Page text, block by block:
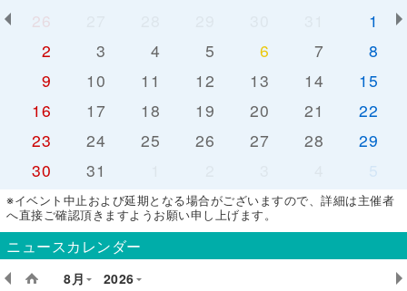
26
1
2
3 4 5 6 7
8
9
10 11 12 13 14
15
16
17 18 19 20 21
22
23
24 25 26 27 28
29
30
31 5
※イベント中止および延期となる場合がございますので、詳細は主催者
へ直接ご確認頂きますようお願い申し上げます。
ニュースカレンダー
8月
2026